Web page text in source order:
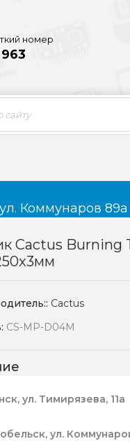
номер
963
Коммунаров
Cactus Burning
Cactus
CS-MP-D04M
ул. Тимирязева, 11а
ул.